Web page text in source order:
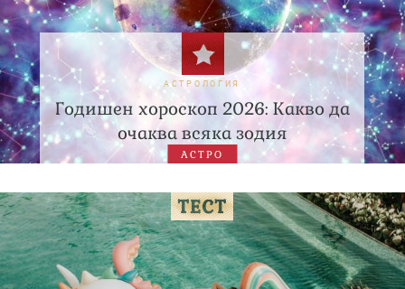
АСТРОЛОГИЯ
Годишен хороскоп 2026: Какво да
очаква всяка зодия
АСТРО